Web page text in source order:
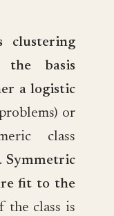
clustering
the basis
a logistic
or
class
Symmetric
fit to the
the class is